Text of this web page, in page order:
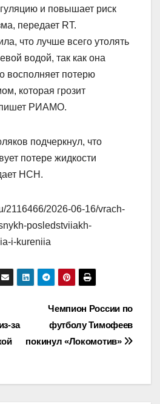
и повышает риск
передает RT.
что лучше всего утолять
водой, так как она
восполняет потерю
которая грозит
РИАМО.
подчеркнул, что
потере жидкости
НСН.
2116466/2026-06-16/vrach-
posledstviiakh-
i-kureniia
Чемпион России по
футболу Тимофеев
покинул «Локомотив»
за